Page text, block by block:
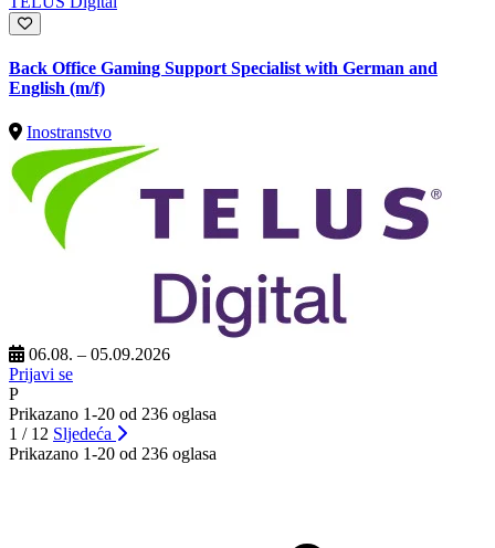
Back Office Gaming Support Specialist with German and
English (m/f)
Inostranstvo
06.08. – 05.09.2026
Prijavi se
P
Prikazano 1-20 od 236 oglasa
1 / 12 Sljedeća
Prikazano 1-20 od 236 oglasa